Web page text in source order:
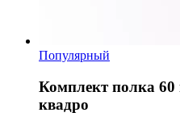
Популярный
Комплект полка 60
квадро